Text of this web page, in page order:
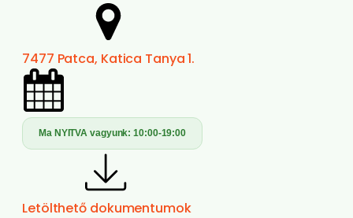
7477 Patca, Katica Tanya 1.
Ma NYITVA vagyunk:10:00-19:00
Letölthető dokumentumok